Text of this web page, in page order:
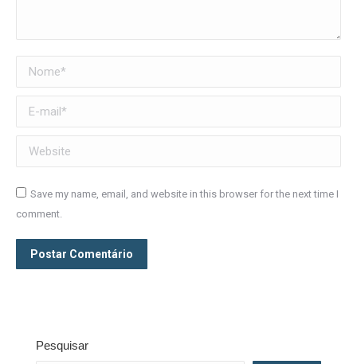
Nome *
E-mail *
Website
Save my name, email, and website in this browser for the next time I
comment.
Postar Comentário
Pesquisar